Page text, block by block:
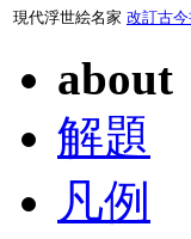
現代浮世絵名家 改訂古
about
解題
凡例